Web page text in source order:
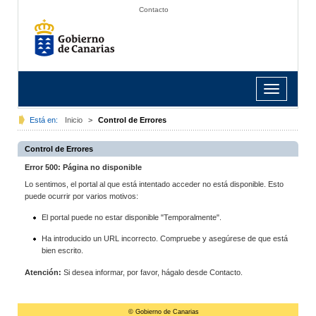
Contacto
Toggle
navigation
Está en: Inicio > Control de Errores
Control de Errores
Error 500: Página no disponible
Lo sentimos, el portal al que está intentado acceder no está disponible. Esto
puede ocurrir por varios motivos:
El portal puede no estar disponible "Temporalmente".
Ha introducido un URL incorrecto. Compruebe y asegúrese de que está
bien escrito.
Atención: Si desea informar, por favor, hágalo desde Contacto.
© Gobierno de Canarias